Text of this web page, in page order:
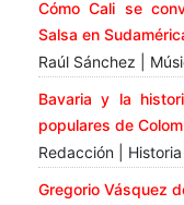
Cómo Cali se
Salsa en
Raúl Sánchez |
Bavaria y la
populares de
Redacción | Historia
Gregorio Vásquez